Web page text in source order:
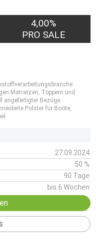
4,00%
PRO SALE
Matratzen, Toppern und
angefertigter Bezüge.
Polster für Boote,
27.09.2024
50 %
90 Tage
bis 6 Wochen